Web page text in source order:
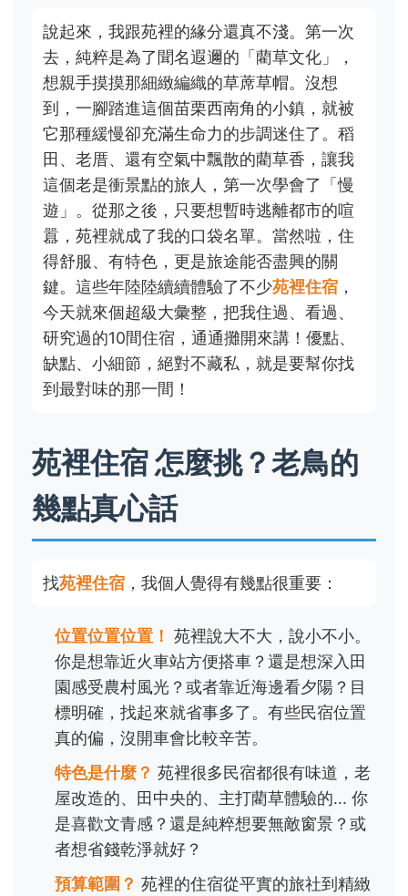
說起來，我跟苑裡的緣分還真不淺。第一次
去，純粹是為了聞名遐邇的「藺草文化」，
想親手摸摸那細緻編織的草蓆草帽。沒想
到，一腳踏進這個苗栗西南角的小鎮，就被
它那種緩慢卻充滿生命力的步調迷住了。稻
田、老厝、還有空氣中飄散的藺草香，讓我
這個老是衝景點的旅人，第一次學會了「慢
遊」。從那之後，只要想暫時逃離都市的喧
囂，苑裡就成了我的口袋名單。當然啦，住
得舒服、有特色，更是旅途能否盡興的關
鍵。這些年陸陸續續體驗了不少苑裡住宿 ，
今天就來個超級大彙整，把我住過、看過、
研究過的10間住宿，通通攤開來講！優點、
缺點、小細節，絕對不藏私，就是要幫你找
到最對味的那一間！
苑裡住宿 怎麼挑？老鳥的
幾點真心話
找苑裡住宿 ，我個人覺得有幾點很重要：
位置位置位置！ 苑裡說大不大，說小不小。
你是想靠近火車站方便搭車？還是想深入田
園感受農村風光？或者靠近海邊看夕陽？目
標明確，找起來就省事多了。有些民宿位置
真的偏，沒開車會比較辛苦。
特色是什麼？ 苑裡很多民宿都很有味道，老
屋改造的、田中央的、主打藺草體驗的... 你
是喜歡文青感？還是純粹想要無敵窗景？或
者想省錢乾淨就好？
預算範圍？ 苑裡的住宿從平實的旅社到精緻